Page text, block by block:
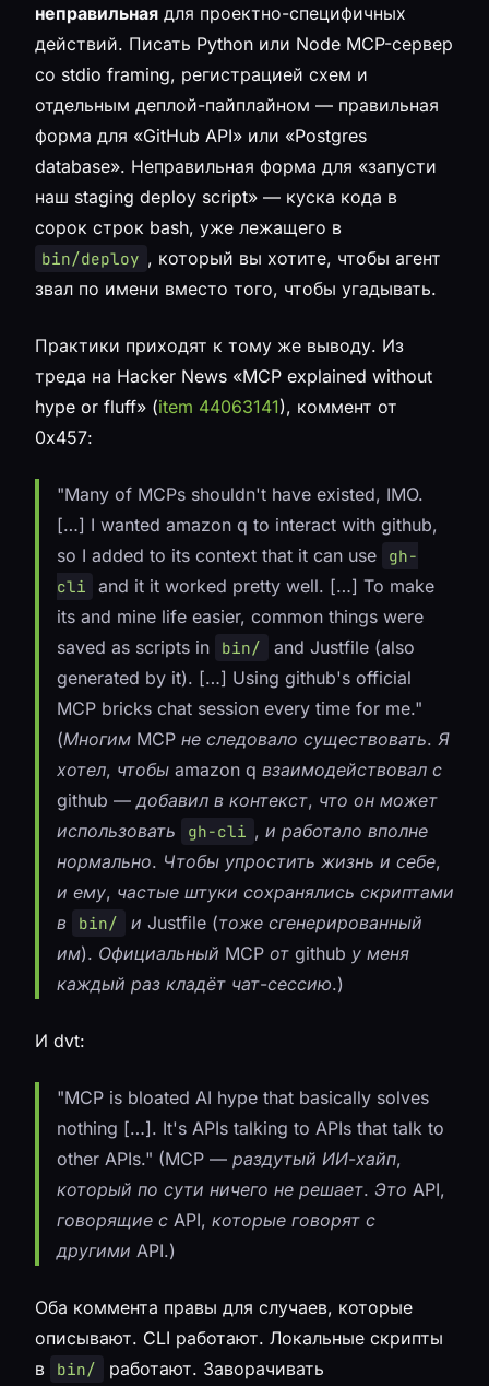
неправильная для проектно-специфичных
действий. Писать Python или Node MCP-сервер
со stdio framing, регистрацией схем и
отдельным деплой-пайплайном — правильная
форма для «GitHub API» или «Postgres
database». Неправильная форма для «запусти
наш staging deploy script» — куска кода в
сорок строк bash, уже лежащего в
bin/deploy , который вы хотите, чтобы агент
звал по имени вместо того, чтобы угадывать.
Практики приходят к тому же выводу. Из
треда на Hacker News «MCP explained without
hype or fluff» (item 44063141), коммент от
0x457:
"Many of MCPs shouldn't have existed, IMO.
[…] I wanted amazon q to interact with github,
so I added to its context that it can use
gh-
cli
and it it worked pretty well. […] To make
its and mine life easier, common things were
saved as scripts in
bin/
and Justfile (also
generated by it). […] Using github's official
MCP bricks chat session every time for me."
(Многим MCP не следовало существовать. Я
хотел, чтобы amazon q взаимодействовал с
github — добавил в контекст, что он может
использовать
gh-cli , и работало вполне
нормально. Чтобы упростить жизнь и себе,
и ему, частые штуки сохранялись скриптами
в
bin/
и Justfile (тоже сгенерированный
им). Официальный MCP от github у меня
каждый раз кладёт чат-сессию.)
И dvt:
"MCP is bloated AI hype that basically solves
nothing […]. It's APIs talking to APIs that talk to
other APIs." (MCP — раздутый ИИ-хайп,
который по сути ничего не решает. Это API,
говорящие с API, которые говорят с
другими API.)
Оба коммента правы для случаев, которые
описывают. CLI работают. Локальные скрипты
в
bin/
работают. Заворачивать